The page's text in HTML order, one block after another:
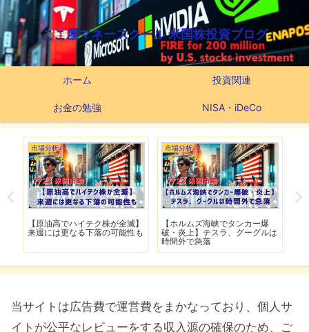
ここ屋マネースクール 米国株投資ブログ
ホーム 投資関連
お金の勉強 NISA・iDeCo
市場分析
【ホルムズ海峡でタンカー爆
破・炎上】テスラ、グーグルは
市場分析
【スーパーマイクロ時間外で爆
上げ】4日ぶりの反発はダマし
上げなのか
当サイトは広告費で運営費をまかなっており、個人サ
イトが公平なレビューをする収入源の確保のため、ご